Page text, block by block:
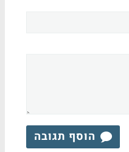
הוסף תגובה